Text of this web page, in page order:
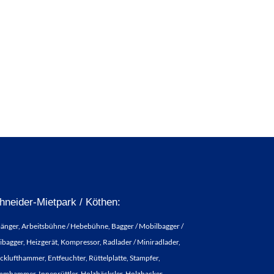
Mietpark / Köthen:
Arbeitsbühne / Hebebühne, Bagger / Mobilbagger /
Heizgerät, Kompressor, Radlader / Miniradlader,
Entfeuchter, Rüttelplatte, Stampfer,